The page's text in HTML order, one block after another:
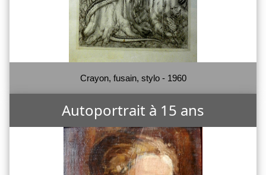
Crayon, fusain, stylo - 1960
Autoportrait à 15 ans